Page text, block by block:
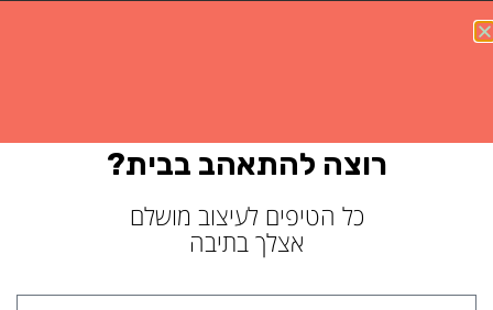
רוצה להתאהב בבית?
כל הטיפים לעיצוב מושלם
אצלך בתיבה